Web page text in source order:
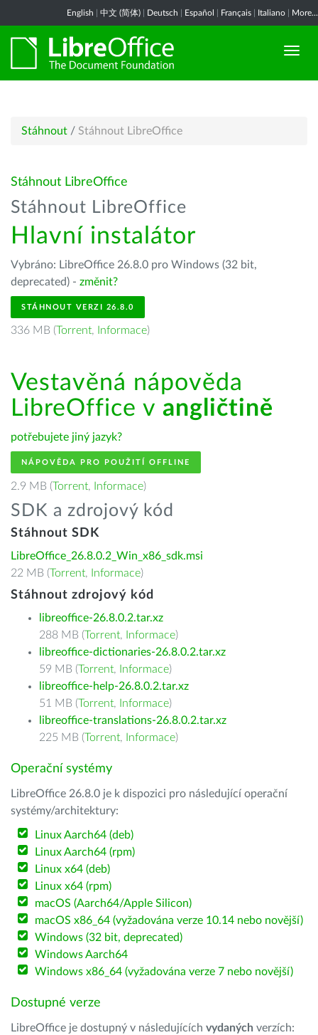
English 中文 (简体) Deutsch Español Français Italiano More...
Stáhnout / Stáhnout LibreOffice
Stáhnout LibreOffice
Stáhnout LibreOffice
Hlavní instalátor
Vybráno: LibreOffice 26.8.0 pro Windows (32 bit,
deprecated) - změnit?
STÁHNOUT VERZI 26.8.0
336 MB (Torrent, Informace)
Vestavěná nápověda
LibreOffice v angličtině
potřebujete jiný jazyk?
NÁPOVĚDA PRO POUŽITÍ OFFLINE
2.9 MB (Torrent, Informace)
SDK a zdrojový kód
Stáhnout SDK
LibreOffice_26.8.0.2_Win_x86_sdk.msi
22 MB (Torrent, Informace)
Stáhnout zdrojový kód
libreoffice-26.8.0.2.tar.xz
288 MB (Torrent, Informace)
libreoffice-dictionaries-26.8.0.2.tar.xz
59 MB (Torrent, Informace)
libreoffice-help-26.8.0.2.tar.xz
51 MB (Torrent, Informace)
libreoffice-translations-26.8.0.2.tar.xz
225 MB (Torrent, Informace)
Operační systémy
LibreOffice 26.8.0 je k dispozici pro následující operační
systémy/architektury:
Linux Aarch64 (deb)
Linux Aarch64 (rpm)
Linux x64 (deb)
Linux x64 (rpm)
macOS (Aarch64/Apple Silicon)
macOS x86_64 (vyžadována verze 10.14 nebo novější)
Windows (32 bit, deprecated)
Windows Aarch64
Windows x86_64 (vyžadována verze 7 nebo novější)
Dostupné verze
LibreOffice je dostupný v následujících vydaných verzích: